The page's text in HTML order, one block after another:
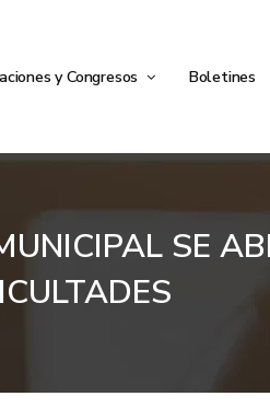
y Congresos Boletines
SE